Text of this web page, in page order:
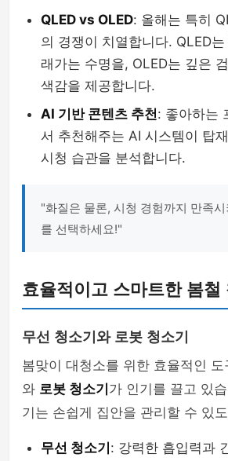
QLED vs OLED: 올해는 특히
의 경쟁이 치열합니다. QLED
래가는 수명을, OLED는 깊은
색감을 제공합니다.
AI 기반 콘텐츠 추천: 좋아하는
서 추천해주는 AI 시스템이 탑
시청 습관을 분석합니다.
"화질은 물론, 시청 경험까지 만족
를 선택하세요!"
효율적이고 스마트한 봄철
무선 청소기와 로봇 청소기
봄맞이 대청소를 위한 효율적인 도
와 로봇 청소기 가 인기를 끌고 있
기는 손쉽게 집안을 관리할 수 있
무선 청소기 : 강력한 흡입력과